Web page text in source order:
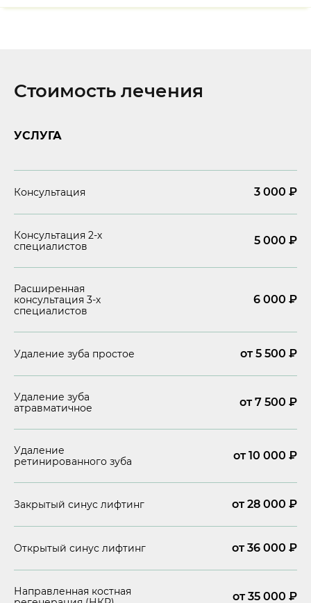
Стоимость лечения
УСЛУГА
Консультация 3 000 ₽
Консультация 2-х
специалистов
5 000 ₽
Расширенная
консультация 3-х
специалистов
6 000 ₽
Удаление зуба простое от 5 500 ₽
Удаление зуба
атравматичное
от 7 500 ₽
Удаление
ретинированного зуба
от 10 000 ₽
Закрытый синус лифтинг от 28 000 ₽
Открытый синус лифтинг от 36 000 ₽
Направленная костная
от 35 000 ₽